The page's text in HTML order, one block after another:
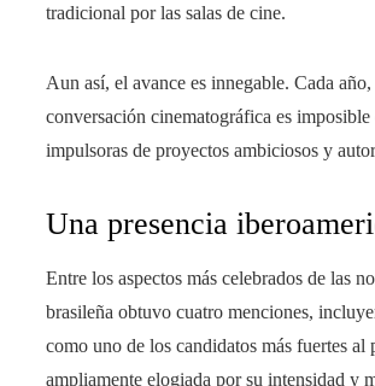
tradicional por las salas de cine.
Aun así, el avance es innegable. Cada
conversación cinematográfica es
impulsoras de proyectos ambiciosos y
Una presencia
Entre los aspectos más celebrados de las
brasileña obtuvo cuatro menciones,
como uno de los candidatos más fuertes
ampliamente elogiada por su intensidad y